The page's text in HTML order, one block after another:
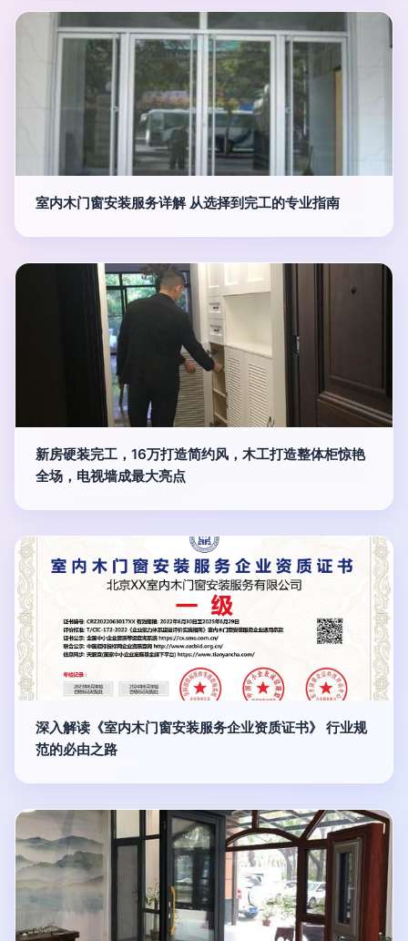
室内木门窗安装服务详解 从选择到完工的专业指南
新房硬装完工，16万打造简约风，木工打造整体柜惊艳
全场，电视墙成最大亮点
深入解读《室内木门窗安装服务企业资质证书》 行业规
范的必由之路